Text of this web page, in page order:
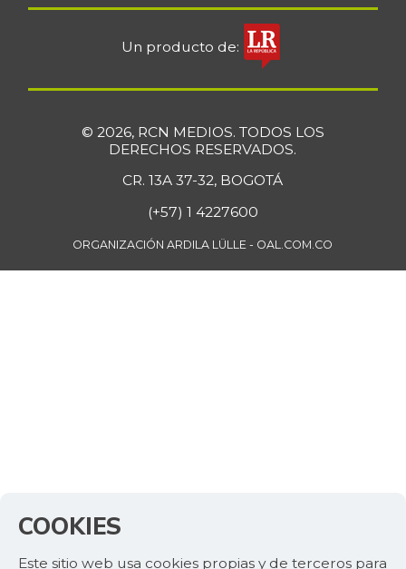
Un producto de:
© 2026, RCN MEDIOS. TODOS LOS
DERECHOS RESERVADOS.
CR. 13A 37-32, BOGOTÁ
(+57) 1 4227600
ORGANIZACIÓN ARDILA LÜLLE - OAL.COM.CO
COOKIES
Este sitio web usa cookies propias y de terceros para